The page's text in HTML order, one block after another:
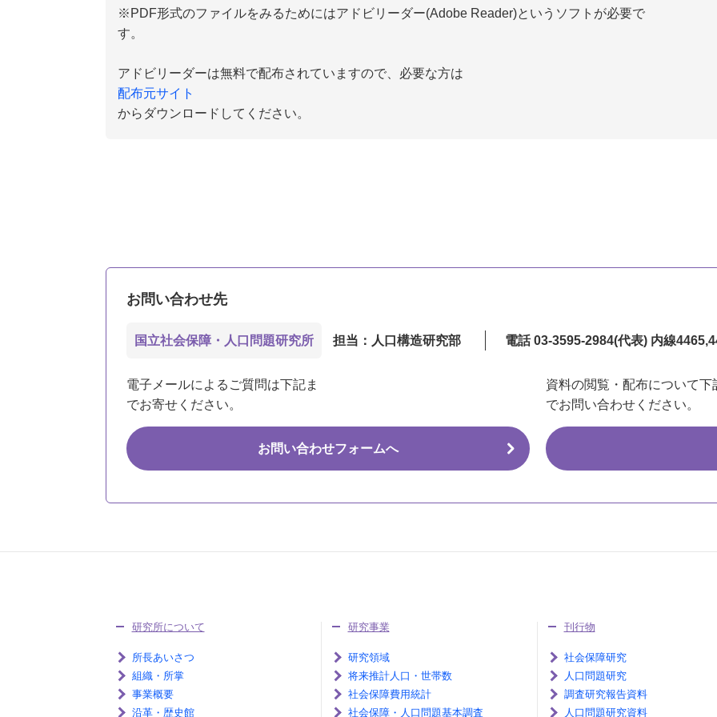
※PDF形式のファイルをみるためにはアドビリーダー(Adobe Reader)というソフトが必要で
す。
アドビリーダーは無料で配布されていますので、必要な方は
配布元サイト
からダウンロードしてください。
お問い合わせ先
国立社会保障・人口問題研究所 担当：人口構造研究部 電話 03-3595-2984(代表) 内線
電子メールによるご質問は下記ま
でお寄せください。
お問い合わせフォームへ
資料の閲覧・配布について下
でお問い合わせください。
研究所について
所長あいさつ
組織・所掌
事業概要
沿革・歴史館
研究事業
研究領域
将来推計人口・世帯数
社会保障費用統計
社会保障・人口問題基本調査
刊行物
社会保障研究
人口問題研究
調査研究報告資料
人口問題研究資料